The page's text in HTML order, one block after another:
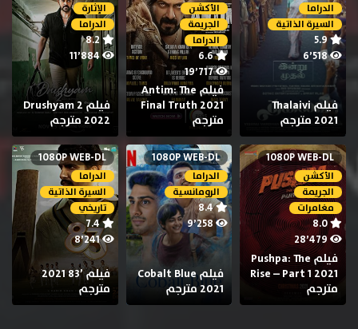
الدراما
السيرة الذاتية
5.9
6٬518
فيلم Thalaivi
2021 مترجم
الأكشن
الجريمة
الدراما
6.6
19٬717
فيلم Antim: The
Final Truth 2021
مترجم
الإثارة
الدراما
8.2
11٬884
فيلم Drushyam 2
2022 مترجم
1080P WEB-DL
الأكشن
الجريمة
مغامرات
8.0
فيلم Pushpa: The
Rise – Part 1 2021
مترجم
1080P WEB-DL
الدراما
الرومانسية
8.4
9٬258
فيلم Cobalt Blue
2021 مترجم
1080P WEB-DL
الدراما
السيرة الذاتية
تاريخي
7.4
8٬241
فيلم ’83 2021
مترجم